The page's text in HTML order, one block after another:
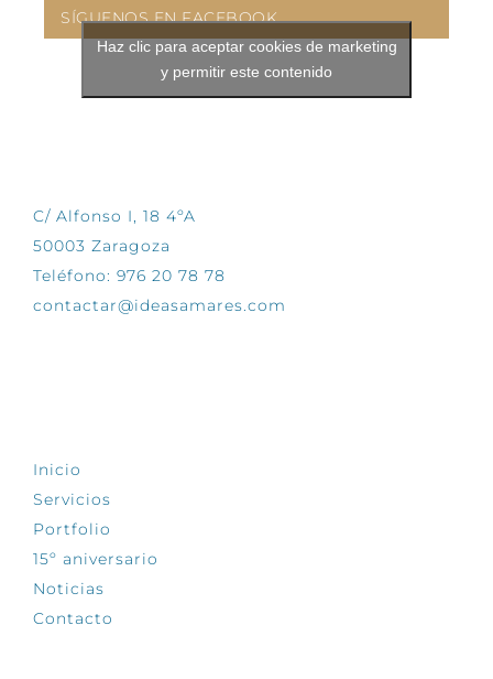
SÍGUENOS EN FACEBOOK
Haz clic para aceptar cookies de marketing
y permitir este contenido
C/ Alfonso I, 18 4ºA
50003 Zaragoza
Teléfono: 976 20 78 78
contactar@ideasamares.com
Inicio
Servicios
Portfolio
15º aniversario
Noticias
Contacto